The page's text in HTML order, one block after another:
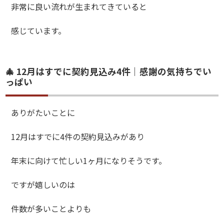
非常に良い流れが生まれてきていると
感じています。
🎄 12月はすでに契約見込み4件｜感謝の気持ちでい
っぱい
ありがたいことに
12月はすでに4件の契約見込みがあり
年末に向けて忙しい1ヶ月になりそうです。
ですが嬉しいのは
件数が多いことよりも